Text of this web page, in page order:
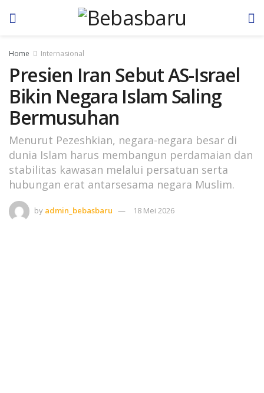
Home Internasional
Presien Iran Sebut AS-Israel
Bikin Negara Islam Saling
Bermusuhan
Menurut Pezeshkian, negara-negara besar di
dunia Islam harus membangun perdamaian dan
stabilitas kawasan melalui persatuan serta
hubungan erat antarsesama negara Muslim.
by admin_bebasbaru 18 Mei 2026